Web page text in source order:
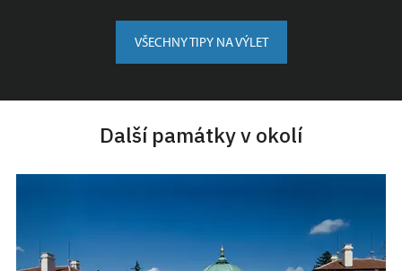
VŠECHNY TIPY NA VÝLET
Další památky v okolí